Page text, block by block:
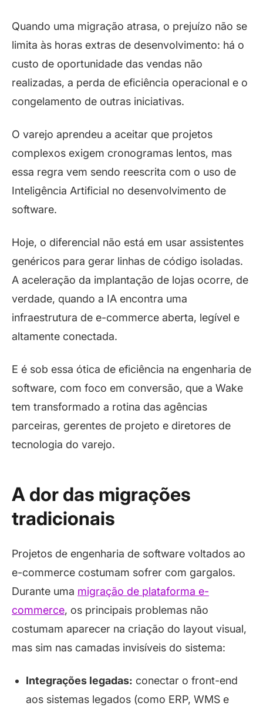
Quando uma migração atrasa, o prejuízo não se
limita às horas extras de desenvolvimento: há o
custo de oportunidade das vendas não
realizadas, a perda de eficiência operacional e o
congelamento de outras iniciativas.
O varejo aprendeu a aceitar que projetos
complexos exigem cronogramas lentos, mas
essa regra vem sendo reescrita com o uso de
Inteligência Artificial no desenvolvimento de
software.
Hoje, o diferencial não está em usar assistentes
genéricos para gerar linhas de código isoladas.
A aceleração da implantação de lojas ocorre, de
verdade, quando a IA encontra uma
infraestrutura de e-commerce aberta, legível e
altamente conectada.
E é sob essa ótica de eficiência na engenharia de
software, com foco em conversão, que a Wake
tem transformado a rotina das agências
parceiras, gerentes de projeto e diretores de
tecnologia do varejo.
A dor das migrações
tradicionais
Projetos de engenharia de software voltados ao
e-commerce costumam sofrer com gargalos.
Durante uma migração de plataforma e-
commerce, os principais problemas não
costumam aparecer na criação do layout visual,
mas sim nas camadas invisíveis do sistema:
Integrações legadas: conectar o front-end
aos sistemas legados (como ERP, WMS e